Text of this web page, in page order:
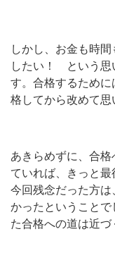
しかし、お金も時
したい！ という思
す。合格するため
格してから改めて思
あきらめずに、合
ていれば、きっと最
今回残念だった方
かったということで
た合格への道は近づ